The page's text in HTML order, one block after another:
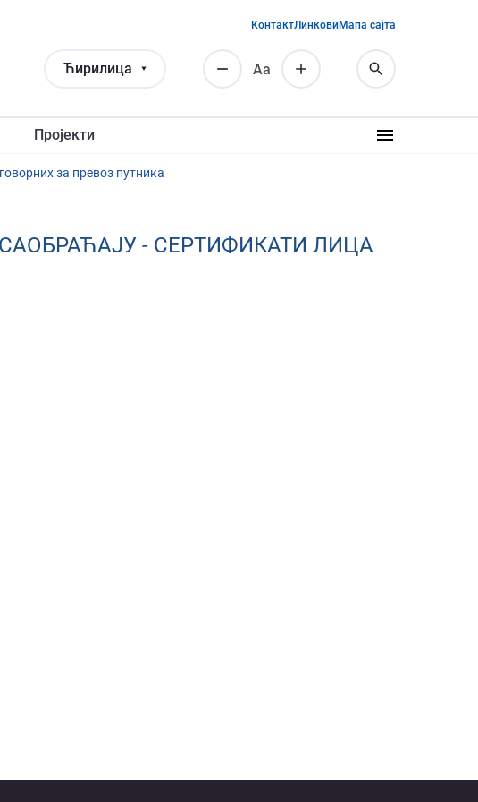
Ћирилица Аа
КонтактЛинковиМапа сајта
Пројекти
за превоз путника
- СЕРТИФИКАТИ ЛИЦА